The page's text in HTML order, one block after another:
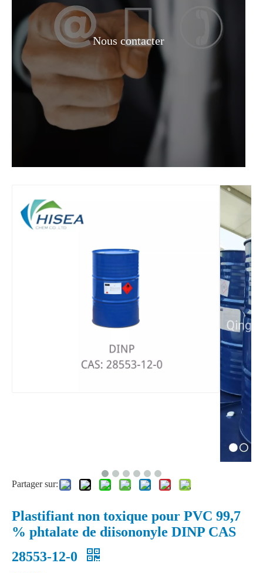
Sébacate de diisooctyle de matière première fonctionnelle de solution
Nous contacter
Partager sur:
Plastifiant non toxique pour PVC 99,7
% phtalate de diisononyle DINP CAS
28553-12-0